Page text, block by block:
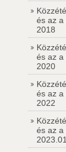
és az a
2018
és az a
2020
és az a
2022
és az a